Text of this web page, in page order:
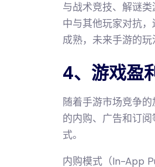
与战术竞技、解谜
中与其他玩家对抗
成熟，未来手游的玩
4、游戏盈
随着手游市场竞争
的内购、广告和订
式。
内购模式（In-App